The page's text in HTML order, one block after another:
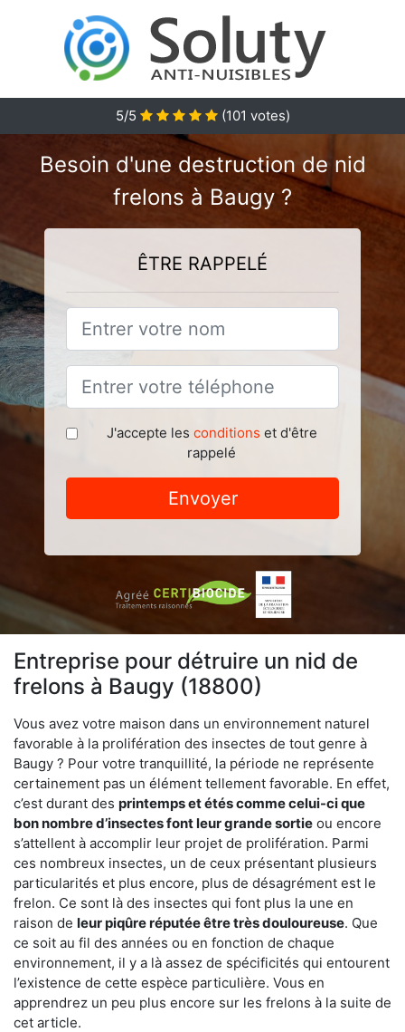
5/5 (101 votes)
Besoin d'une destruction de nid
frelons à Baugy ?
ÊTRE RAPPELÉ
J'accepte les conditions et d'être
rappelé
Envoyer
Entreprise pour détruire un nid de
frelons à Baugy (18800)
Vous avez votre maison dans un environnement naturel
favorable à la prolifération des insectes de tout genre à
Baugy ? Pour votre tranquillité, la période ne représente
certainement pas un élément tellement favorable. En effet,
c’est durant des printemps et étés comme celui-ci que
bon nombre d’insectes font leur grande sortie ou encore
s’attellent à accomplir leur projet de prolifération. Parmi
ces nombreux insectes, un de ceux présentant plusieurs
particularités et plus encore, plus de désagrément est le
frelon. Ce sont là des insectes qui font plus la une en
raison de leur piqûre réputée être très douloureuse. Que
ce soit au fil des années ou en fonction de chaque
environnement, il y a là assez de spécificités qui entourent
l’existence de cette espèce particulière. Vous en
apprendrez un peu plus encore sur les frelons à la suite de
cet article.